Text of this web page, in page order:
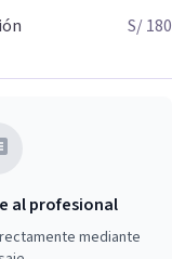
S/ 180
al profesional
mediante